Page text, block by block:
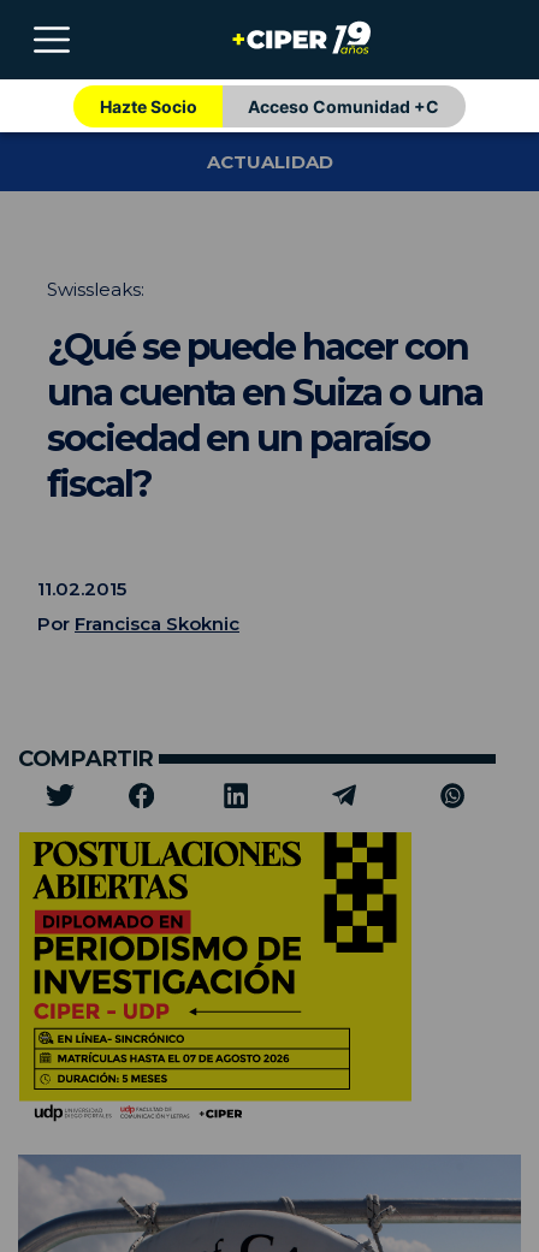
Hazte Socio Acceso Comunidad +C
ACTUALIDAD
Swissleaks:
¿Qué se puede hacer con
una cuenta en Suiza o una
sociedad en un paraíso
fiscal?
11.02.2015
Por Francisca Skoknic
COMPARTIR